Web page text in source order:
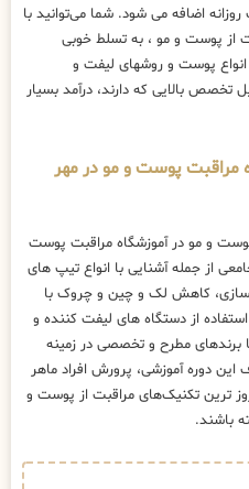
اضافه می شود. شما می‌توانید با
از پوست و مو ، به تسلط خوبی
پوست و روشهای لیفت و
تخصص بالایی که دارند، درآمد بسیار
مراقبت پوست و مو در مهر
و مو در آموزشگاه مراقبت پوست
از جمله آشنایی با انواع تیپ های
کاهش لک و چین و چروک با
از دستگاه های لیفت کننده و
برندهای مطرح و تخصصی در زمینه
دوره آموزشی، پرورش افراد ماهر
ترین تکنیک‌های مراقبت از پوست و
باشند.